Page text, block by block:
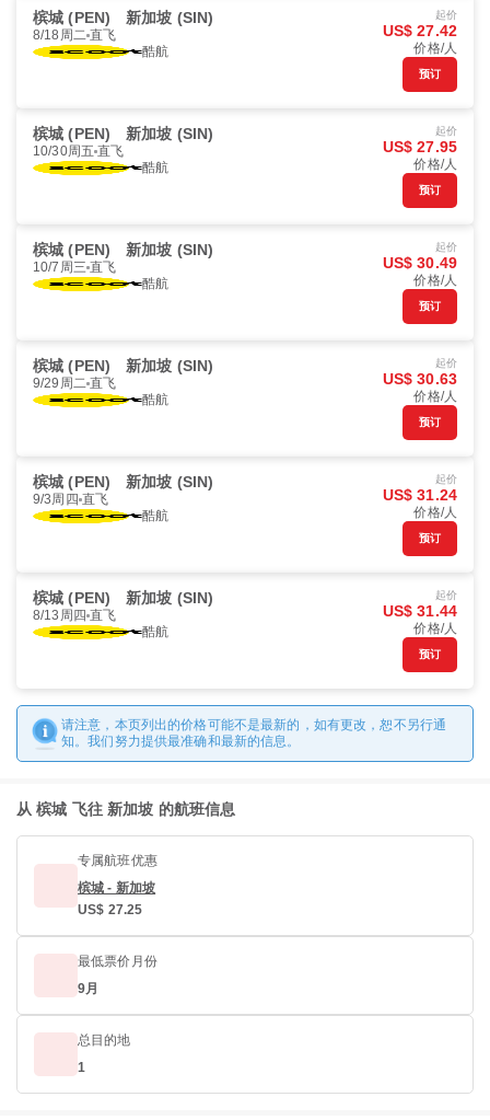
槟城 (PEN) 新加坡 (SIN)
8/18周二 直飞
酷航
起价
US$ 27.42
价格/人
预订
槟城 (PEN) 新加坡 (SIN)
10/30周五 直飞
酷航
起价
US$ 27.95
价格/人
预订
槟城 (PEN) 新加坡 (SIN)
10/7周三 直飞
酷航
起价
US$ 30.49
价格/人
预订
槟城 (PEN) 新加坡 (SIN)
9/29周二 直飞
酷航
起价
US$ 30.63
价格/人
预订
槟城 (PEN) 新加坡 (SIN)
9/3周四 直飞
酷航
起价
US$ 31.24
价格/人
预订
槟城 (PEN) 新加坡 (SIN)
8/13周四 直飞
酷航
起价
US$ 31.44
价格/人
预订
请注意，本页列出的价格可能不是最新的，如有更改，恕不另行通
知。我们努力提供最准确和最新的信息。
从 槟城 飞往 新加坡 的航班信息
专属航班优惠
槟城 - 新加坡
US$ 27.25
最低票价月份
9月
总目的地
1